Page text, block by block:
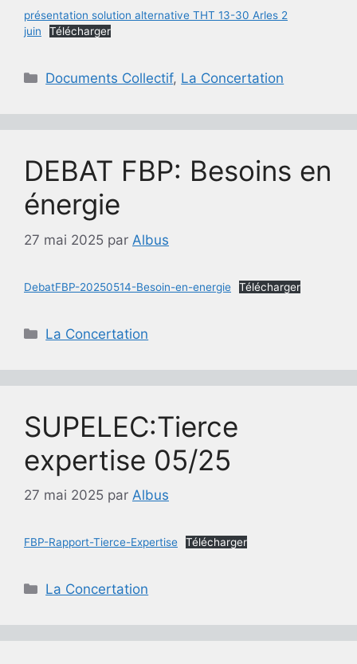
présentation solution alternative THT 13-30 Arles 2
juin
Télécharger
Catégories
Documents Collectif, La Concertation
DEBAT FBP: Besoins en
énergie
27 mai 2025 par Albus
DebatFBP-20250514-Besoin-en-energie Télécharger
Catégories
La Concertation
SUPELEC:Tierce
expertise 05/25
27 mai 2025 par Albus
FBP-Rapport-Tierce-Expertise Télécharger
Catégories
La Concertation